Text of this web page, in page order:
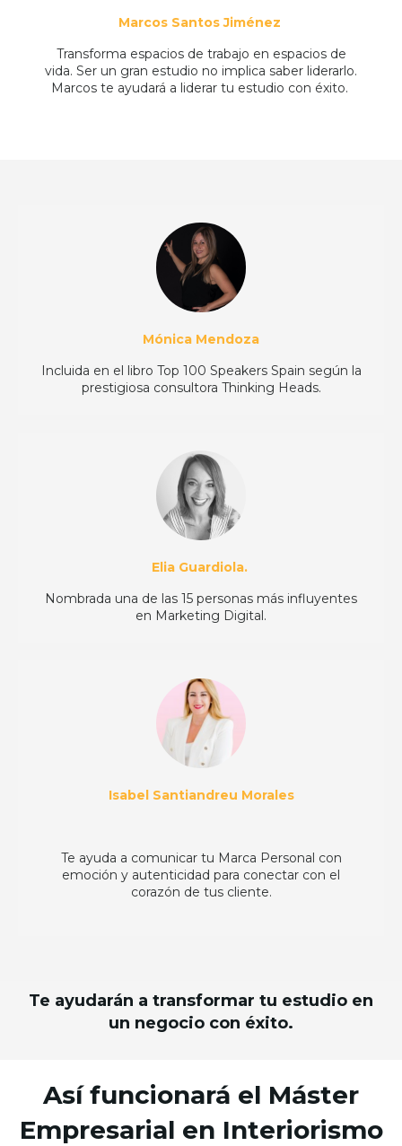
Marcos Santos Jiménez
Transforma espacios de trabajo en espacios de
vida. Ser un gran estudio no implica saber liderarlo.
Marcos te ayudará a liderar tu estudio con éxito.
Mónica Mendoza
Incluida en el libro Top 100 Speakers Spain según la
prestigiosa consultora Thinking Heads.
Elia Guardiola.
Nombrada una de las 15 personas más influyentes
en Marketing Digital.
Isabel Santiandreu Morales
Te ayuda a comunicar tu Marca Personal con
emoción y autenticidad para conectar con el
corazón de tus cliente.
Te ayudarán a transformar tu estudio en
un negocio con éxito.
Así funcionará el Máster
Empresarial en Interiorismo